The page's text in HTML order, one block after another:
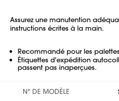
Assurez une manutention
instructions écrites à la main.
Recommandé pour les
Étiquettes d'expédition
passent pas inaperçues.
Nº DE MODÈLE